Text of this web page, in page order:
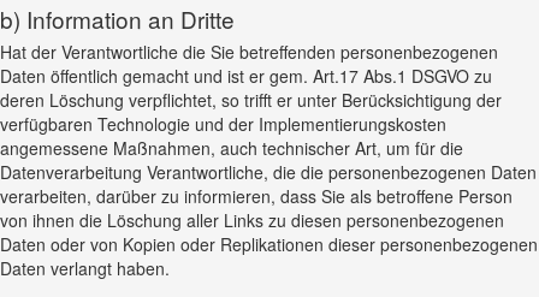
b) Information an Dritte
Hat der Verantwortliche die Sie betreffenden personenbezogenen
Daten öffentlich gemacht und ist er gem. Art.17 Abs.1 DSGVO zu
deren Löschung verpflichtet, so trifft er unter Berücksichtigung der
verfügbaren Technologie und der Implementierungskosten
angemessene Maßnahmen, auch technischer Art, um für die
Datenverarbeitung Verantwortliche, die die personenbezogenen Daten
verarbeiten, darüber zu informieren, dass Sie als betroffene Person
von ihnen die Löschung aller Links zu diesen personenbezogenen
Daten oder von Kopien oder Replikationen dieser personenbezogenen
Daten verlangt haben.